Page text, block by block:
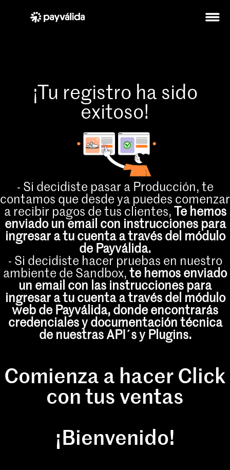
¡Tu registro ha sido
exitoso!
- Si decidiste pasar a Producción, te
contamos que desde ya puedes comenzar
a recibir pagos de tus clientes,
Te hemos
enviado un email con instrucciones para
ingresar a tu cuenta a través del módulo
de Payválida.
- Si decidiste hacer pruebas en nuestro
ambiente de Sandbox, te hemos enviado
un email con las instrucciones para
ingresar a tu cuenta a través del módulo
web de Payválida, donde encontrarás
credenciales y documentación técnica
de nuestras API´s y Plugins.
Comienza a hacer Click
con tus ventas
¡Bienvenido!